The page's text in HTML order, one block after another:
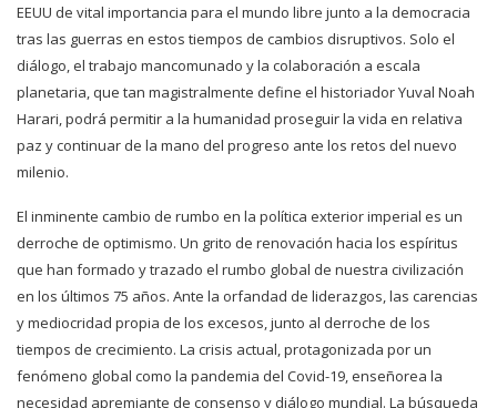
EEUU de vital importancia para el mundo libre junto a la democracia
tras las guerras en estos tiempos de cambios disruptivos. Solo el
diálogo, el trabajo mancomunado y la colaboración a escala
planetaria, que tan magistralmente define el historiador Yuval Noah
Harari, podrá permitir a la humanidad proseguir la vida en relativa
paz y continuar de la mano del progreso ante los retos del nuevo
milenio.
El inminente cambio de rumbo en la política exterior imperial es un
derroche de optimismo. Un grito de renovación hacia los espíritus
que han formado y trazado el rumbo global de nuestra civilización
en los últimos 75 años. Ante la orfandad de liderazgos, las carencias
y mediocridad propia de los excesos, junto al derroche de los
tiempos de crecimiento. La crisis actual, protagonizada por un
fenómeno global como la pandemia del Covid-19, enseñorea la
necesidad apremiante de consenso y diálogo mundial. La búsqueda